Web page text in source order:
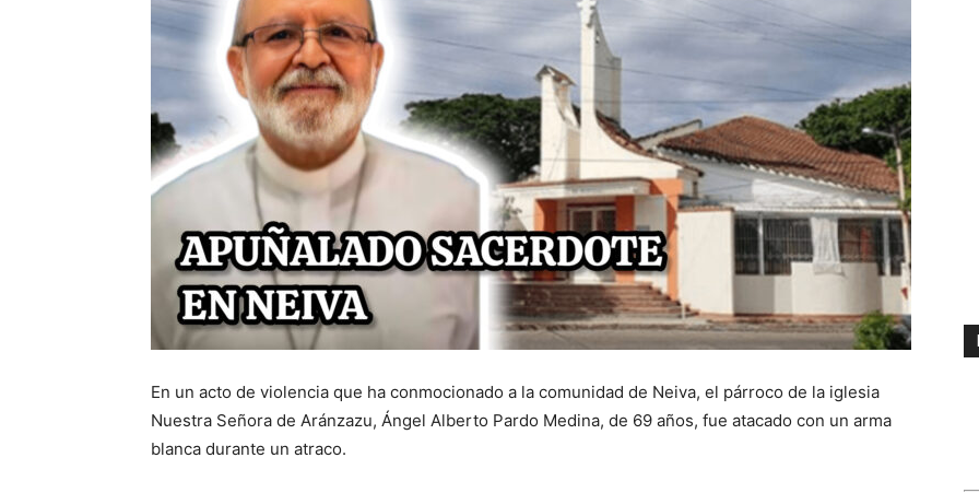
En un acto de violencia que ha conmocionado a la comunidad de Neiva, el párroco de la iglesia
Nuestra Señora de Aránzazu, Ángel Alberto Pardo Medina, de 69 años, fue atacado con un arma
blanca durante un atraco.